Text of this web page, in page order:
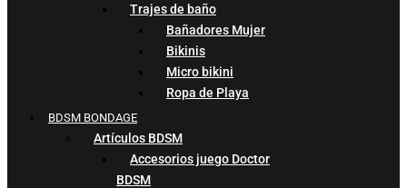
Trajes de baño
Bañadores Mujer
Bikinis
Micro bikini
Ropa de Playa
BDSM BONDAGE
Artículos BDSM
Accesorios juego Doctor
BDSM